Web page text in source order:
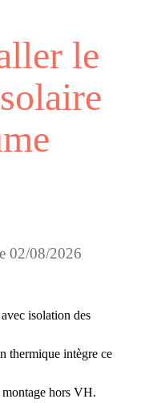
le
02/08/2026
isolation des
thermique intègre ce
hors VH.